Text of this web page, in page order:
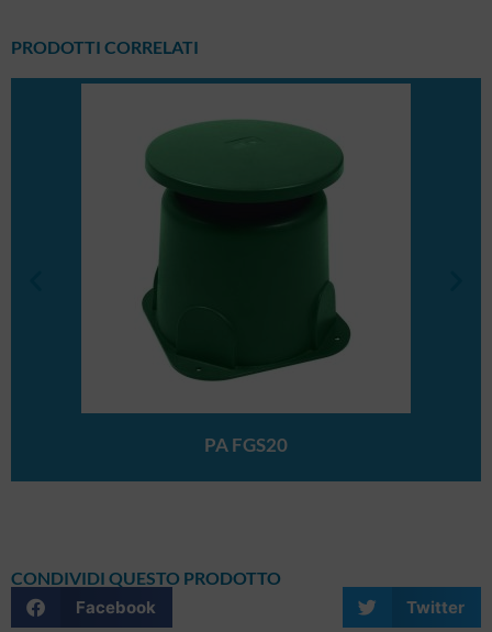
PRODOTTI CORRELATI
PA FGS20
CONDIVIDI QUESTO PRODOTTO
Facebook
Twitter